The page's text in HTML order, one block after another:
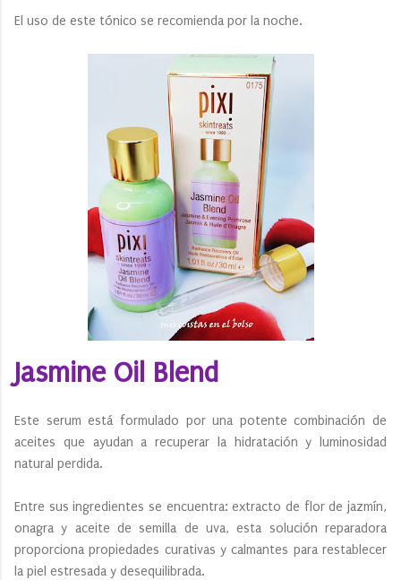
El uso de este tónico se recomienda por la noche.
Jasmine Oil Blend
Este serum está formulado por una potente combinación de
aceites que ayudan a recuperar la hidratación y luminosidad
natural perdida.
Entre sus ingredientes se encuentra: extracto de flor de jazmín,
onagra y aceite de semilla de uva, esta solución reparadora
proporciona propiedades curativas y calmantes para restablecer
la piel estresada y desequilibrada.